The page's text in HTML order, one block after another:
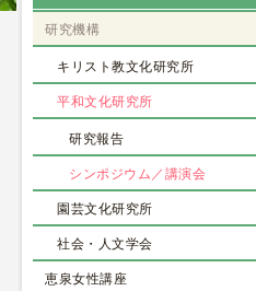
研究機構
キリスト教文化研究所
平和文化研究所
研究報告
シンポジウム／講演会
園芸文化研究所
社会・人文学会
恵泉女性講座